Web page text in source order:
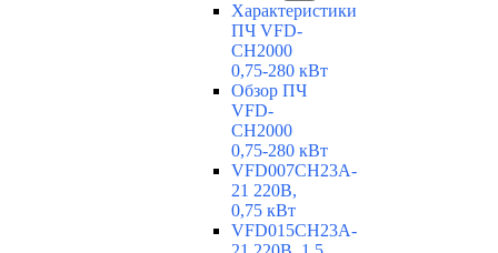
Характеристики
ПЧ VFD-
CH2000
0,75-280 кВт
Обзор ПЧ
VFD-
CH2000
0,75-280 кВт
VFD007CH23A-
21 220В,
0,75 кВт
VFD015CH23A-